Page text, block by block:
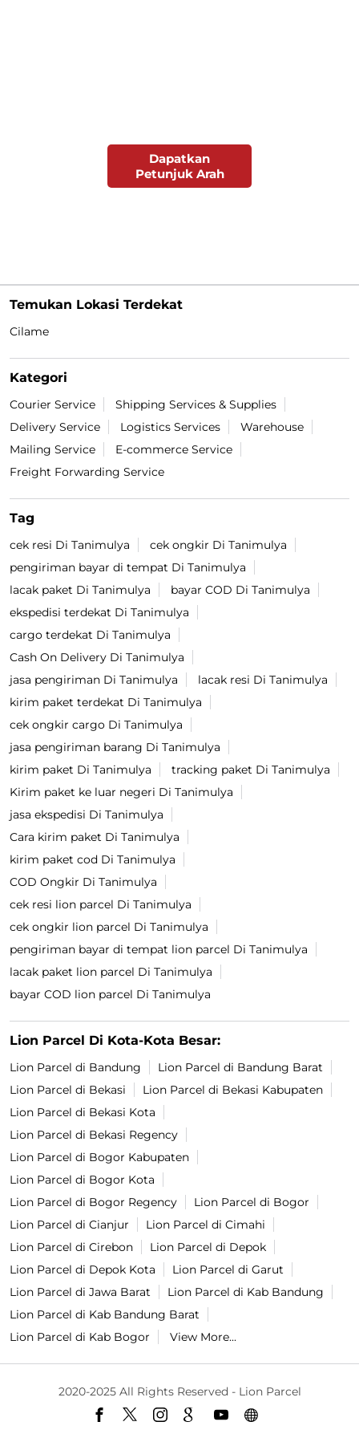
Dapatkan
Petunjuk Arah
Temukan Lokasi Terdekat
Cilame
Kategori
Courier Service
Shipping Services & Supplies
Delivery Service
Logistics Services
Warehouse
Mailing Service
E-commerce Service
Freight Forwarding Service
Tag
cek resi Di Tanimulya
cek ongkir Di Tanimulya
pengiriman bayar di tempat Di Tanimulya
lacak paket Di Tanimulya
bayar COD Di Tanimulya
ekspedisi terdekat Di Tanimulya
cargo terdekat Di Tanimulya
Cash On Delivery Di Tanimulya
jasa pengiriman Di Tanimulya
lacak resi Di Tanimulya
kirim paket terdekat Di Tanimulya
cek ongkir cargo Di Tanimulya
jasa pengiriman barang Di Tanimulya
kirim paket Di Tanimulya
tracking paket Di Tanimulya
Kirim paket ke luar negeri Di Tanimulya
jasa ekspedisi Di Tanimulya
Cara kirim paket Di Tanimulya
kirim paket cod Di Tanimulya
COD Ongkir Di Tanimulya
cek resi lion parcel Di Tanimulya
cek ongkir lion parcel Di Tanimulya
pengiriman bayar di tempat lion parcel Di Tanimulya
lacak paket lion parcel Di Tanimulya
bayar COD lion parcel Di Tanimulya
Lion Parcel Di Kota-Kota Besar:
Lion Parcel di Bandung
Lion Parcel di Bandung Barat
Lion Parcel di Bekasi
Lion Parcel di Bekasi Kabupaten
Lion Parcel di Bekasi Kota
Lion Parcel di Bekasi Regency
Lion Parcel di Bogor Kabupaten
Lion Parcel di Bogor Kota
Lion Parcel di Bogor Regency
Lion Parcel di Bogor
Lion Parcel di Cianjur
Lion Parcel di Cimahi
Lion Parcel di Cirebon
Lion Parcel di Depok
Lion Parcel di Depok Kota
Lion Parcel di Garut
Lion Parcel di Jawa Barat
Lion Parcel di Kab Bandung
Lion Parcel di Kab Bandung Barat
Lion Parcel di Kab Bogor
View More...
2020-2025 All Rights Reserved - Lion Parcel